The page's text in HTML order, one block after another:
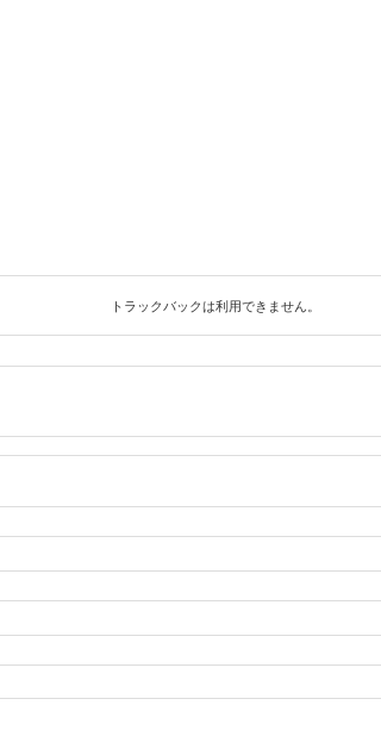
トラックバックは利用できません。